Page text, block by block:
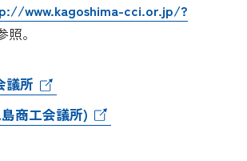
年部・女性会
報公開
www.kagoshima-cci.or.jp/?
照。
議所
商工会議所)